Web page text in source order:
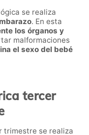
se realiza
. En esta
los órganos y
malformaciones
el sexo del bebé
tercer
trimestre se realiza